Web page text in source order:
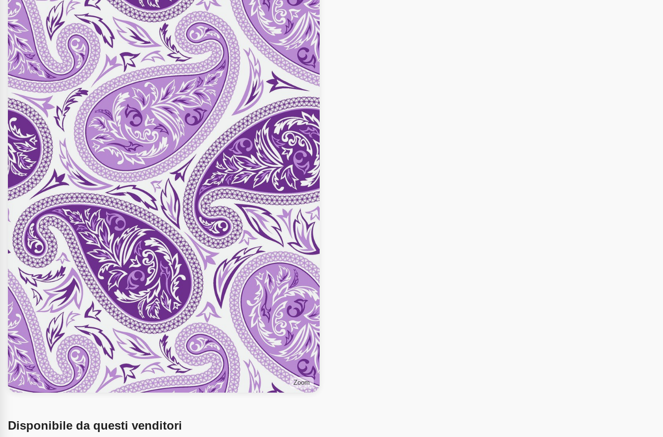
Zoom
Disponibile da questi venditori